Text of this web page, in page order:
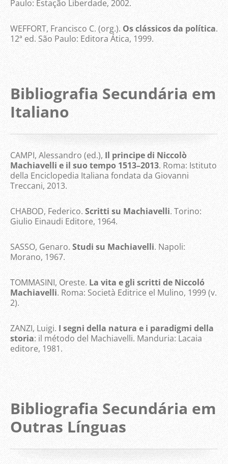
Paulo: Estação Liberdade, 2002.
WEFFORT, Francisco C. (org.). Os clássicos da política.
12ª ed. São Paulo: Editora Ática, 1999.
Bibliografia Secundária em
Italiano
CAMPI, Alessandro (ed.), Il principe di Niccolò
Machiavelli e il suo tempo 1513–2013. Roma: Istituto
della Enciclopedia Italiana fondata da Giovanni
Treccani, 2013.
CHABOD, Federico. Scritti su Machiavelli. Torino:
Giulio Einaudi Editore, 1964.
SASSO, Genaro. Studi su Machiavelli. Napoli:
Morano, 1967.
TOMMASINI, Oreste. La vita e gli scritti de Niccoló
Machiavelli. Roma: Società Editrice el Mulino, 1999 (v.
2).
ZANZI, Luigi. I segni della natura e i paradigmi della
storia: il método del Machiavelli. Manduria: Lacaia
editore, 1981.
Bibliografia Secundária em
Outras Línguas